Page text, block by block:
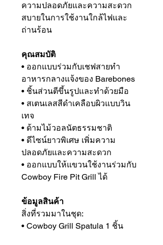
ความปลอดภัยและความสะดวก
สบายในการใช้งานใกล้ไฟและ
ถ่านร้อน
คุณสมบัติ
• ออกแบบร่วมกับเชฟสายทำ
อาหารกลางแจ้งของ Barebones
• ชิ้นส่วนตีขึ้นรูปและทำด้วยมือ
• สเตนเลสสีดำเคลือบผิวแบบวิน
เทจ
• ด้ามไม้วอลนัตธรรมชาติ
• ดีไซน์ยาวพิเศษ เพิ่มความ
ปลอดภัยและความสะดวก
• ออกแบบให้แขวนใช้งานร่วมกับ
Cowboy Fire Pit Grill ได้
ข้อมูลสินค้า
สิ่งที่รวมมาในชุด:
• Cowboy Grill Spatula 1 ชิ้น